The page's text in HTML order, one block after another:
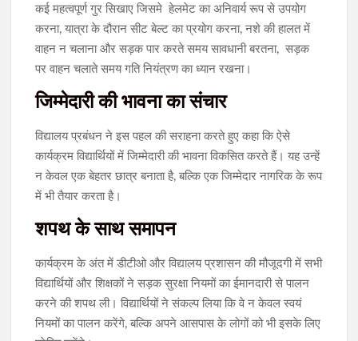
कई महत्वपूर्ण गुर सिखाए जिसमे हेलमेट का अनिवार्य रूप से उपयोग
करना, यात्रा के दौरान सीट बेल्ट का प्रयोग करना, नशे की हालत में
वाहन न चलाना और सड़क पार करते समय सावधानी बरतना, सड़क
पर वाहन चलाते समय गति नियंत्रण का ध्यान रखना।
जिम्मेदारी की भावना का संचार
विद्यालय प्रबंधन ने इस पहल की सराहना करते हुए कहा कि ऐसे
कार्यक्रम विद्यार्थियों में जिम्मेदारी की भावना विकसित करते हैं। यह उन्हें
न केवल एक बेहतर छात्र बनाता है, बल्कि एक जिम्मेदार नागरिक के रूप
में भी तैयार करता है।
शपथ के साथ समापन
कार्यक्रम के अंत में डीटीओ और विद्यालय प्रशासन की मौजूदगी में सभी
विद्यार्थियों और शिक्षकों ने सड़क सुरक्षा नियमों का ईमानदारी से पालन
करने की शपथ ली। विद्यार्थियों ने संकल्प लिया कि वे न केवल स्वयं
नियमों का पालन करेंगे, बल्कि अपने आसपास के लोगों को भी इसके लिए